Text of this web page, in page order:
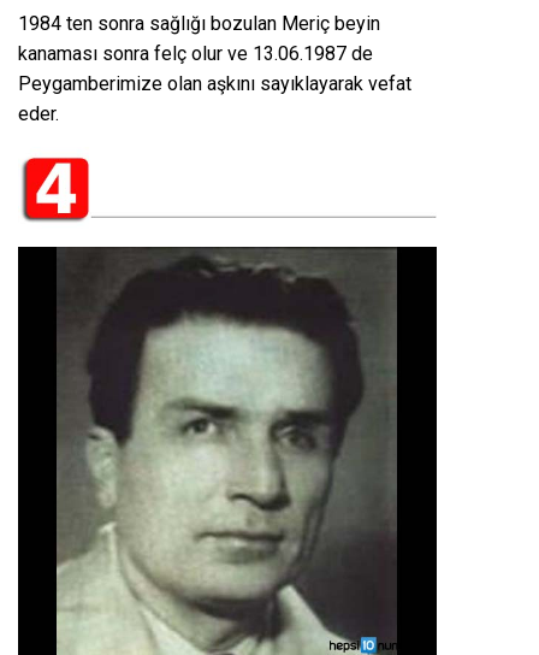
1984 ten sonra sağlığı bozulan Meriç beyin
kanaması sonra felç olur ve 13.06.1987 de
Peygamberimize olan aşkını sayıklayarak vefat
eder.